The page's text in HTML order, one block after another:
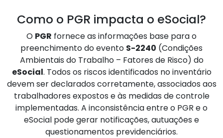
Como o PGR impacta o eSocial?
O PGR fornece as informações base para o
preenchimento do evento S-2240 (Condições
Ambientais do Trabalho – Fatores de Risco) do
eSocial. Todos os riscos identificados no inventário
devem ser declarados corretamente, associados aos
trabalhadores expostos e às medidas de controle
implementadas. A inconsistência entre o PGR e o
eSocial pode gerar notificações, autuações e
questionamentos previdenciários.